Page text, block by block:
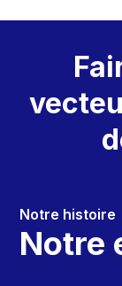
Notre histoire
Notre